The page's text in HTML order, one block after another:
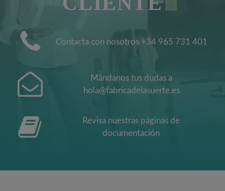
Contacta con nosotros +34 965 731 401
Mándanos tus dudas a
hola@fabricadelasuerte.es
Revisa nuestras páginas de
documentación